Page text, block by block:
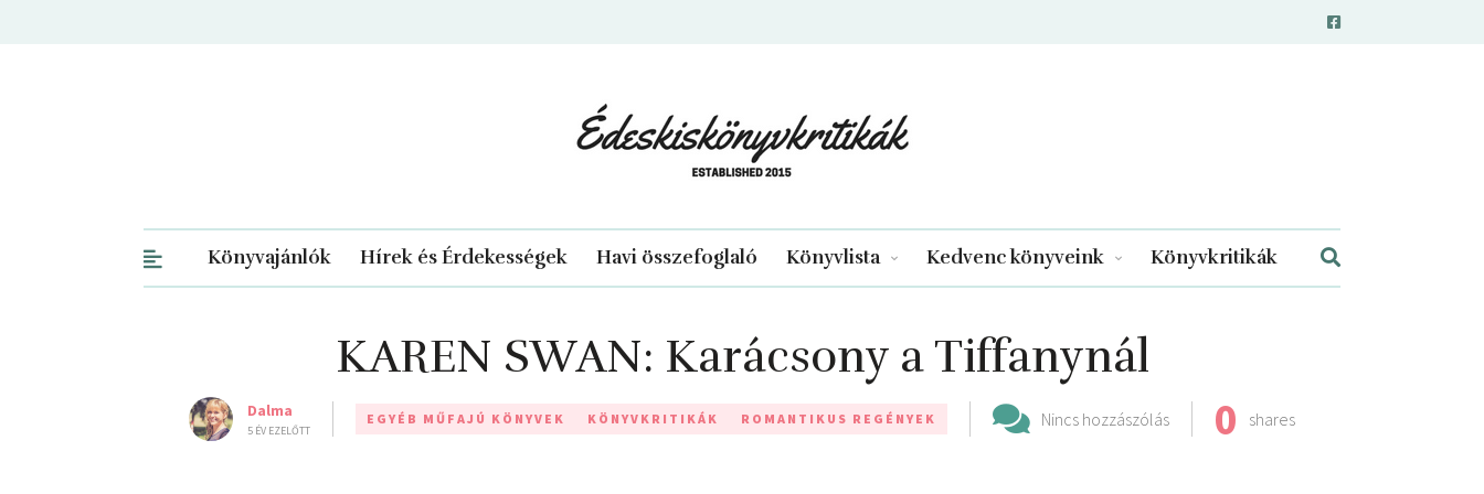
Könyvajánlók Hírek és Érdekességek Havi összefoglaló Könyvlista Kedvenc könyveink Könyvkritikák
KAREN SWAN: Karácsony a ​Tiffanynál
Dalma
5 ÉV EZELŐTT
EGYÉB MŰFAJÚ KÖNYVEK KÖNYVKRITIKÁK ROMANTIKUS REGÉNYEK Nincs hozzászólás 0 shares